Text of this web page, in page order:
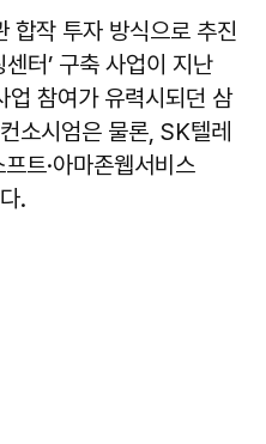
합작 투자 방식으로 추진
터’ 구축 사업이 지난
참여가 유력시되던 삼
소시엄은 물론, SK텔레
트·아마존웹서비스
.